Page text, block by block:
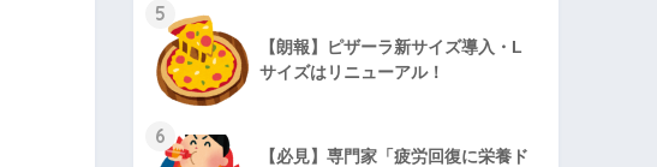
5
【朗報】ピザーラ新サイズ導入・L
サイズはリニューアル！
6
【必見】専門家「疲労回復に栄養ド